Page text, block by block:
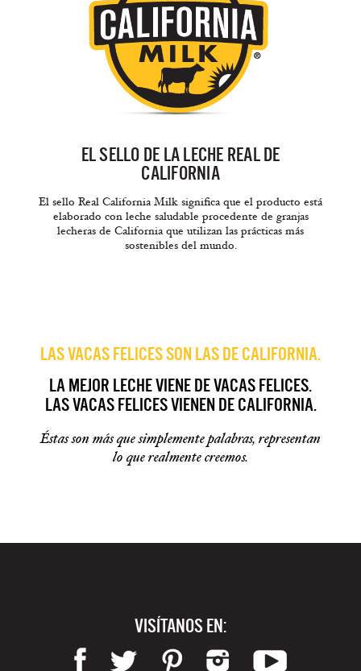
EL SELLO DE LA LECHE REAL DE
CALIFORNIA
El sello Real California Milk significa que el producto está
elaborado con leche saludable procedente de granjas
lecheras de California que utilizan las prácticas más
sostenibles del mundo.
LAS VACAS FELICES SON LAS DE CALIFORNIA.
LA MEJOR LECHE VIENE DE VACAS FELICES.
LAS VACAS FELICES VIENEN DE CALIFORNIA.
Éstas son más que simplemente palabras, representan
lo que realmente creemos.
VISÍTANOS EN: